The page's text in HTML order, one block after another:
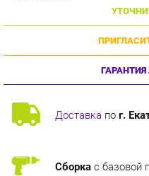
ГАРАНТИЯ
Доставкапог.